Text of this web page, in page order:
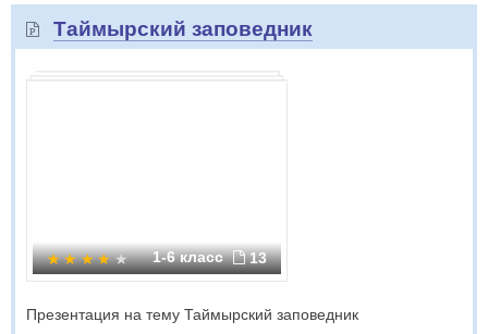
Таймырский заповедник
1-6 класс 13
Презентация на тему Таймырский заповедник